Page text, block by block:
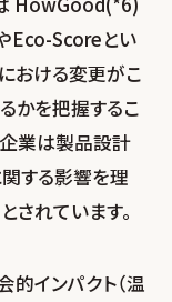
Eco-Scoreとい
おける変更がこ
かを把握するこ
企業は製品設計
する影響を理
されています。
インパクト（温